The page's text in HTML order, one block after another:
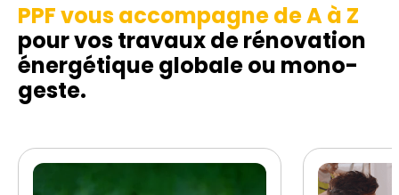
PPF vous accompagne de A à Z
pour vos travaux de rénovation
énergétique globale ou mono-
geste.